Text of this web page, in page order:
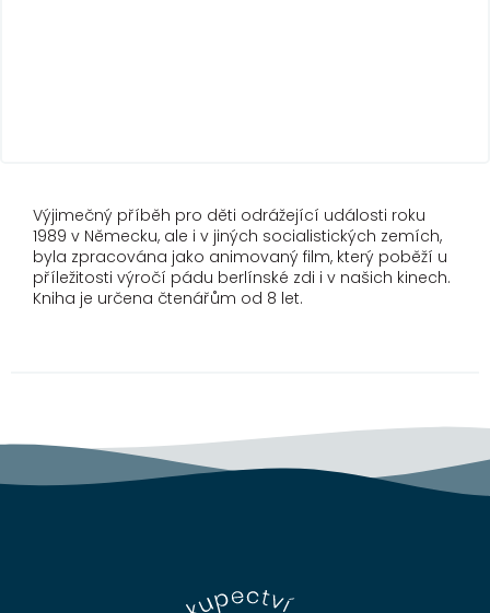
Výjimečný příběh pro děti odrážející události roku
1989 v Německu, ale i v jiných socialistických zemích,
byla zpracována jako animovaný film, který poběží u
příležitosti výročí pádu berlínské zdi i v našich kinech.
Kniha je určena čtenářům od 8 let.